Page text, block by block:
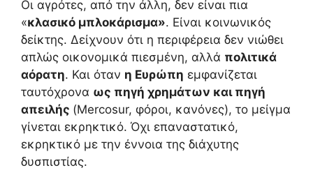
Οι αγρότες, από την άλλη, δεν είναι πια
«κλασικό μπλοκάρισμα». Είναι κοινωνικός
δείκτης. Δείχνουν ότι η περιφέρεια δεν νιώθει
απλώς οικονομικά πιεσμένη, αλλά πολιτικά
αόρατη. Και όταν η Ευρώπη εμφανίζεται
ταυτόχρονα ως πηγή χρημάτων και πηγή
απειλής (Mercosur, φόροι, κανόνες), το μείγμα
γίνεται εκρηκτικό. Όχι επαναστατικό,
εκρηκτικό με την έννοια της διάχυτης
δυσπιστίας.